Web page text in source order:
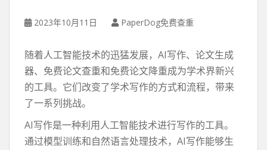
2023年10月11日 PaperDog免费查重
随着人工智能技术的迅猛发展，AI写作、论文生成
器、免费论文查重和免费论文降重成为学术界新兴
的工具。它们改变了学术写作的方式和流程，带来
了一系列挑战。
AI写作是一种利用人工智能技术进行写作的工具。
通过模型训练和自然语言处理技术，AI写作能够生